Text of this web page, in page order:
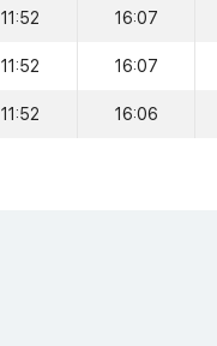
11:52 16:07
11:52 16:07
11:52 16:06